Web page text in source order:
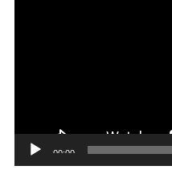
00:00